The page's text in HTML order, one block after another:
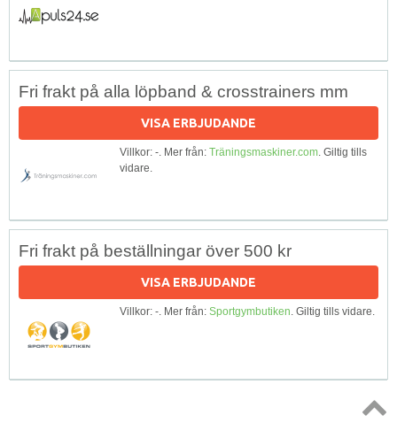
Fri frakt på alla löpband & crosstrainers mm
VISA ERBJUDANDE
Villkor: -. Mer från: Träningsmaskiner.com. Giltig tills
vidare.
Fri frakt på beställningar över 500 kr
VISA ERBJUDANDE
Villkor: -. Mer från: Sportgymbutiken. Giltig tills vidare.